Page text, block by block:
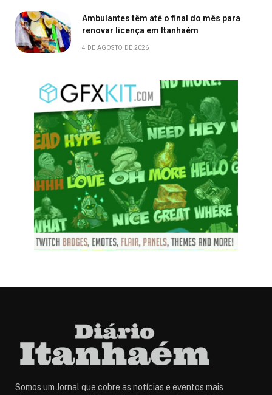
Ambulantes têm até o final do mês para
renovar licença em Itanhaém
4 DE AGOSTO DE 2026
Somos um Jornal que cobre as notícias e eventos mais